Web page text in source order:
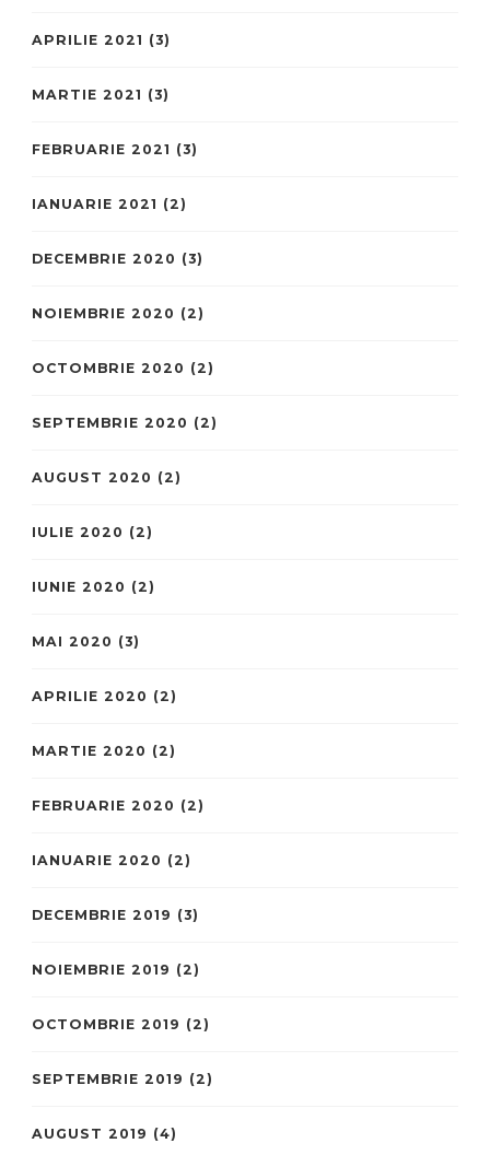
APRILIE 2021 (3)
MARTIE 2021 (3)
FEBRUARIE 2021 (3)
IANUARIE 2021 (2)
DECEMBRIE 2020 (3)
NOIEMBRIE 2020 (2)
OCTOMBRIE 2020 (2)
SEPTEMBRIE 2020 (2)
AUGUST 2020 (2)
IULIE 2020 (2)
IUNIE 2020 (2)
MAI 2020 (3)
APRILIE 2020 (2)
MARTIE 2020 (2)
FEBRUARIE 2020 (2)
IANUARIE 2020 (2)
DECEMBRIE 2019 (3)
NOIEMBRIE 2019 (2)
OCTOMBRIE 2019 (2)
SEPTEMBRIE 2019 (2)
AUGUST 2019 (4)